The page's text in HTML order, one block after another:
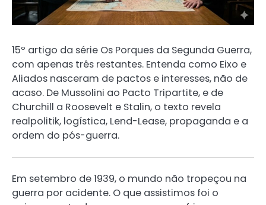
15º artigo da série Os Porques da Segunda Guerra,
com apenas três restantes. Entenda como Eixo e
Aliados nasceram de pactos e interesses, não de
acaso. De Mussolini ao Pacto Tripartite, e de
Churchill a Roosevelt e Stalin, o texto revela
realpolitik, logística, Lend-Lease, propaganda e a
ordem do pós-guerra.
Em setembro de 1939, o mundo não tropeçou na
guerra por acidente. O que assistimos foi o